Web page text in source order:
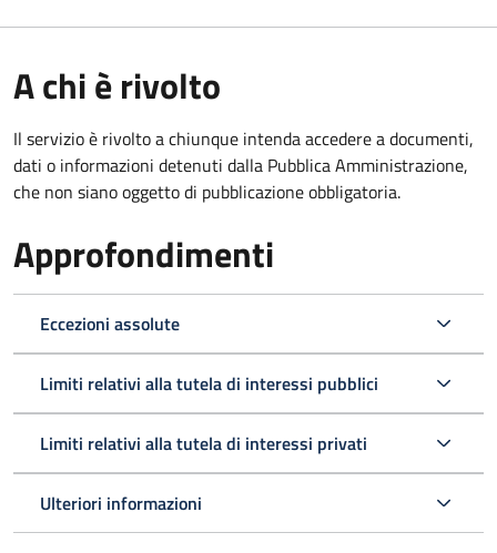
A chi è rivolto
Il servizio è rivolto a chiunque intenda accedere a documenti,
dati o informazioni detenuti dalla Pubblica Amministrazione,
che non siano oggetto di pubblicazione obbligatoria.
Approfondimenti
Eccezioni assolute
Limiti relativi alla tutela di interessi pubblici
Limiti relativi alla tutela di interessi privati
Ulteriori informazioni